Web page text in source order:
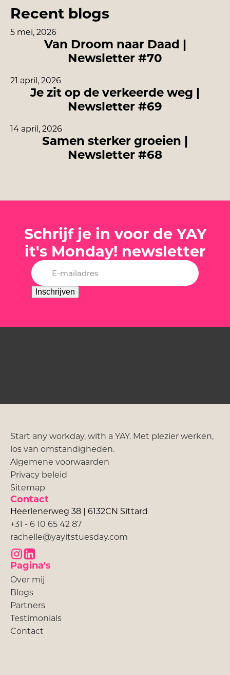
Recent blogs
5 mei, 2026
Van Droom naar Daad |
Newsletter #70
21 april, 2026
Je zit op de verkeerde weg |
Newsletter #69
14 april, 2026
Samen sterker groeien |
Newsletter #68
Schrijf je in voor de YAY
it's Monday! newsletter
E-
mailadres
Inschrijven
Start any workday, with a YAY. Met plezier werken,
los van omstandigheden.
Algemene voorwaarden
Privacy beleid
Sitemap
Contact
Heerlenerweg 38 | 6132CN Sittard
+31 - 6 10 65 42 87
rachelle@yayitstuesday.com
Pagina's
Over mij
Blogs
Partners
Testimonials
Contact